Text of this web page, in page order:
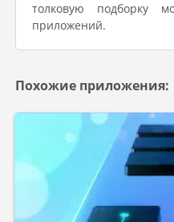
толковую подборку
приложений.
Похожие приложения: